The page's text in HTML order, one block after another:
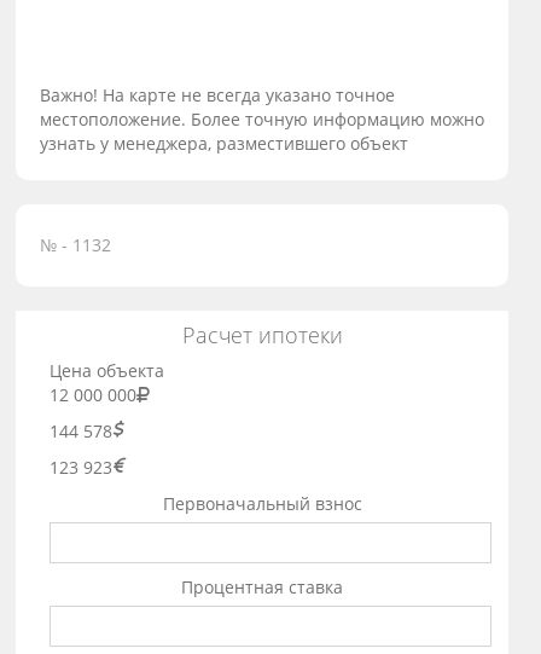
Важно! На карте не всегда указано точное
местоположение. Более точную информацию можно
узнать у менеджера, разместившего объект
№ - 1132
Расчет ипотеки
Цена объекта
12 000 000
144 578
123 923
Первоначальный взнос
Процентная ставка